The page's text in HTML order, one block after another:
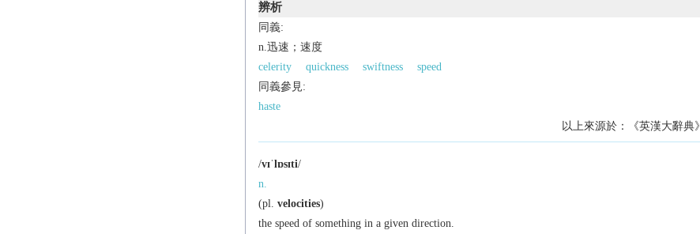
辨析
同義:
n.迅速；速度
celerity
quickness swiftness
speed
同義參見:
haste
以上來源於：《英漢大辭典》
/vɪˈlɒsɪti/
n.
(pl. velocities)
the speed of something in a given direction.